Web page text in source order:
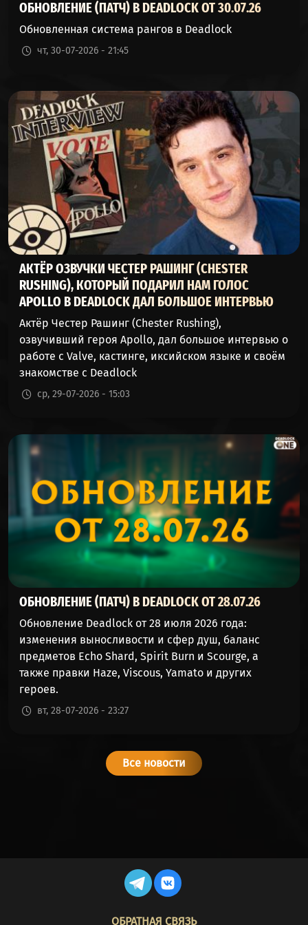
(ГАДЮКА)
PAIGE
(ПЕЙДЖ)
52%
(АБРАМС)
52% 47% 811
SILVER
(СИЛЬВЕР)
51% 48% 11280
POCKET
(КАРМАН)
51% 48% 1714
SEVEN
(СЕМЬ)
51% 48% 928
VINDICTA
(ВИНДИКТА)
51% 48%
SHIV
(ЗАТОЧКА)
51% 48% 829
HOLLIDAY
(ХОЛЛИДЕЙ)
(ДИНАМО)
51% 48% 1404
(ЯМАТО)
51% 48% 2002
LADY GEIST
(ЛЕДИ ГАЙСТ)
50% 49%
(МИНА)
50% 49%
(ВЯЗКУС)
50% 49%
INFERNUS
(ИНФЕРНУС)
50% 49%
APOLLO
50% 49%
ОБНОВЛЕНИЕ (ПАТЧ) В DEADLOCK ОТ 30.07.26
Обновленная система рангов в Deadlock
чт, 30-07-2026 - 21:45
АКТЁР ОЗВУЧКИ ЧЕСТЕР РАШИНГ (CHESTER
RUSHING), КОТОРЫЙ ПОДАРИЛ НАМ ГОЛОС
APOLLO В DEADLOCK ДАЛ БОЛЬШОЕ ИНТЕРВЬЮ
Актёр Честер Рашинг (Chester Rushing),
озвучивший героя Apollo, дал большое интервью о
работе с Valve, кастинге, иксийском языке и своём
знакомстве с Deadlock
ср, 29-07-2026 - 15:03
ОБНОВЛЕНИЕ (ПАТЧ) В DEADLOCK ОТ 28.07.26
Обновление Deadlock от 28 июля 2026 года:
изменения выносливости и сфер душ, баланс
предметов Echo Shard, Spirit Burn и Scourge, а
также правки Haze, Viscous, Yamato и других
героев.
вт, 28-07-2026 - 23:27
Все новости
ОБРАТНАЯ СВЯЗЬ